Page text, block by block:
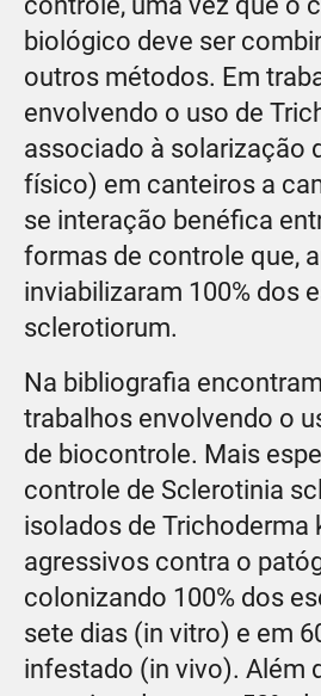
biológico deve ser
outros métodos. Em
envolvendo o uso de
associado à solarização
físico) em canteiros a
se interação benéfica
formas de controle que,
inviabilizaram 100% dos
sclerotiorum.
Na bibliografia
trabalhos envolvendo o
de biocontrole. Mais
controle de Sclerotinia
isolados de Trichoderma
agressivos contra o
colonizando 100% dos
sete dias (in vitro) e em
infestado (in vivo). Além